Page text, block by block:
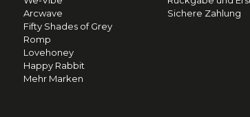
Arcwave
Fifty Shades of Grey
Romp
Lovehoney
Happy Rabbit
Mehr Marken
Sichere Zahlung